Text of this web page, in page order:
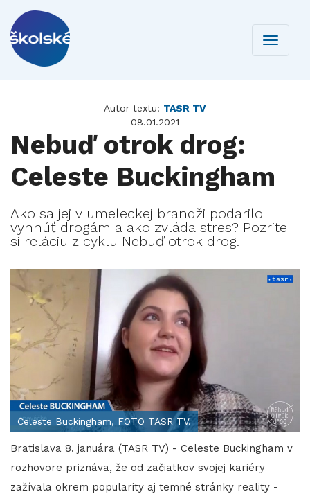
Toggle
Autor textu: TASR TV
08.01.2021
Nebuď otrok drog:
Celeste Buckingham
Ako sa jej v umeleckej brandži podarilo
vyhnúť drogám a ako zvláda stres? Pozrite
si reláciu z cyklu Nebuď otrok drog.
Celeste Buckingham, FOTO TASR TV.
Bratislava 8. januára (TASR TV) - Celeste Buckingham v
rozhovore priznáva, že od začiatkov svojej kariéry
zažívala okrem popularity aj temné stránky reality -